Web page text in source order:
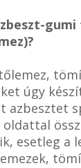
úgy
azbesztet
esetleg a